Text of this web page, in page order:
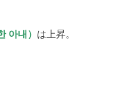
아내） は上昇。